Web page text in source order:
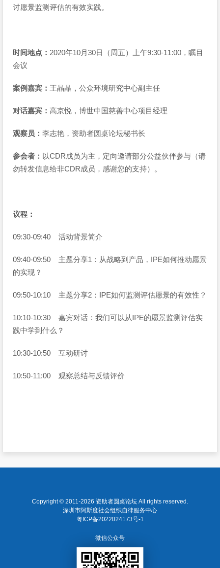
讨愿景监测评估的有效实践。
时间地点： 2020年10月30日（周五）上午9:30-11:00，瞩目
会议
案例嘉宾： 王晶晶，公众环境研究中心副主任
对话嘉宾： 高京悦，博世中国慈善中心项目经理
观察员： 李志艳，资助者圆桌论坛秘书长
参会者： 以CDR成员为主，定向邀请部分公益伙伴参与（请
勿转发信息给非CDR成员，感谢您的支持）。
议程：
09:30-09:40 活动背景简介
09:40-09:50 主题分享1：从战略到产品，IPE如何推动愿景
的实现？
09:50-10:10 主题分享2：IPE如何监测评估愿景的有效性？
10:10-10:30 嘉宾对话：我们可以从IPE的愿景监测评估实
践中学到什么？
10:30-10:50 互动研讨
10:50-11:00 观察总结与反馈评价
Copyright © 2011-2026 资助者圆桌论坛 All rights reserved.
深圳市阿斯度社会组织自律服务中心
粤ICP备2022024173号-1
微信公众号